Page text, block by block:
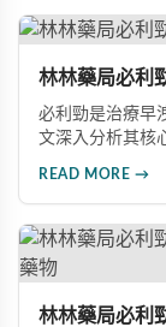
林林藥局必利
必利勁是治療早
文深入分析其核
READ MORE →
林林藥局必利